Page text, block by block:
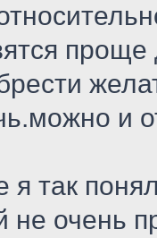
и
я так
не очень